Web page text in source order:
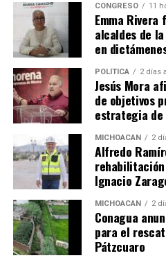
Me gusta esto:
Relacionado
Austeridad y Eficiencia: La
Reforma que Elimina
CONGRESO 11
Emma
alcaldes de
en
POLÍTICA 2 días
Jesús Mora
de objetivos
estrategia de
MICHOACÁN 2
Alfredo
Ignacio
MICHOACÁN 2
Conagua
para el
Pátzcuaro